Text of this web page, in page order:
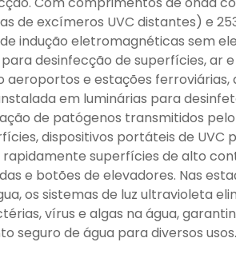
de excímeros UVC distantes) e
indução eletromagnéticas sem
desinfecção de superfícies, ar e
e estações ferroviárias,
em luminárias para
de patógenos transmitidos
dispositivos portáteis de UVC
rapidamente superfícies de alto
e botões de elevadores. Nas
os sistemas de luz ultravioleta
vírus e algas na água,
seguro de água para diversos usos.